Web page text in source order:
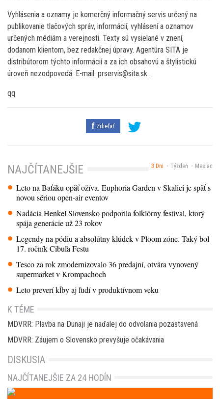
Vyhlásenia a oznamy je komerčný informačný servis určený na
publikovanie tlačových správ, informácií, vyhlásení a oznamov
určených médiám a verejnosti. Texty sú vysielané v znení,
dodanom klientom, bez redakčnej úpravy. Agentúra SITA je
distribútorom týchto informácií a za ich obsahovú a štylistickú
úroveň nezodpovedá. E-mail: prservis@sita.sk .
qq
Zdieľať
3 Dni Týždeň Mesiac
NAJČÍTANEJŠIE
Leto na Baťáku opäť ožíva. Euphoria Garden v Skalici je späť s
novou sériou open-air eventov
Nadácia Henkel Slovensko podporila folklórny festival, ktorý
spája generácie už 23 rokov
Legendy na pódiu a absolútny klúdek v Ploom zóne. Taký bol
17. ročník Cibuľa Festu
Tesco za rok zmodernizovalo 36 predajní, otvára vynovený
supermarket v Krompachoch
Leto preverí kĺby aj ľudí v produktívnom veku
K TÉME
MDVRR: Plavba na Dunaji je naďalej do odvolania pozastavená
MDVRR: Záujem o Slovensko prevyšuje očakávania
DISKUSIA
NAJČÍTANEJŠIE ZA 24 HODÍN